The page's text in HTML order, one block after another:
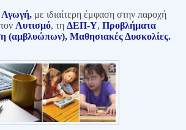
Αγωγή,με ιδιαίτερη έμφαση στην παροχή
τον Αυτισμό, τη ΔΕΠ-Υ, Προβλήματα
(αμβλυώπων), Μαθησιακές Δυσκολίες.